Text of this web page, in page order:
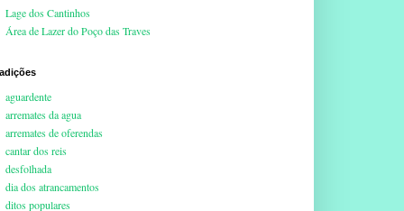
Lage dos Cantinhos
Área de Lazer do Poço das Traves
aguardente
arremates da agua
arremates de oferendas
cantar dos reis
desfolhada
dia dos atrancamentos
ditos populares